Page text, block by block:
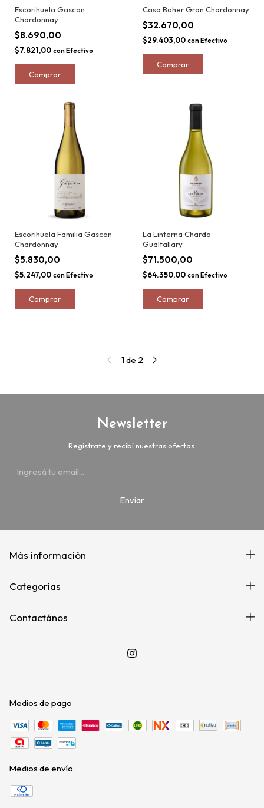
Escorihuela Gascon
Chardonnay
$8.690,00
$7.821,00 conEfectivo
Casa Boher Gran Chardonnay
$32.670,00
$29.403,00 conEfectivo
Escorihuela Familia Gascon
Chardonnay
$5.830,00
$5.247,00 con Efectivo
La Linterna Chardo
Gualtallary
$71.500,00
$64.350,00 con Efectivo
1de 2
Newsletter
Registrate y recibí nuestras ofertas.
Más información
Categorías
Contactános
Medios de pago
Medios de envío